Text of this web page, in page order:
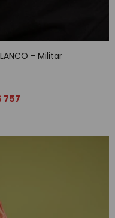
- Militar
757